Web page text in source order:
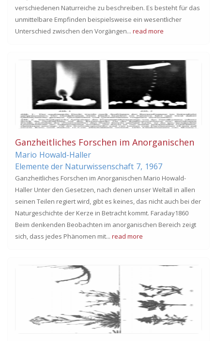
verschiedenen Naturreiche zu beschreiben. Es besteht für das
unmittelbare Empfinden beispielsweise ein wesentlicher
Unterschied zwischen den Vorgängen... read more
Ganzheitliches Forschen im Anorganischen
Mario Howald-Haller
Elemente der Naturwissenschaft 7, 1967
Ganzheitliches Forschen im Anorganischen Mario Howald-
Haller Unter den Gesetzen, nach denen unser Weltall in allen
seinen Teilen regiert wird, gibt es keines, das nicht auch bei der
Naturgeschichte der Kerze in Betracht kommt. Faraday1860
Beim denkenden Beobachten im anorganischen Bereich zeigt
sich, dass jedes Phänomen mit... read more